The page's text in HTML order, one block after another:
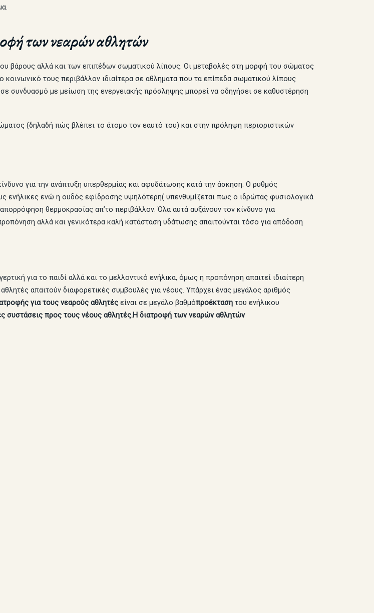
των νεαρών αθλητών
βάρους αλλά και των επιπέδων σωματικού λίπους. Οι μεταβολές στη μορφή του σώματος
τους περιβάλλον ιδιαίτερα σε αθληματα που τα επίπεδα σωματικού λίπους
συνδυασμό με μείωση της ενεργειακής πρόσληψης μπορεί να οδηγήσει σε καθυστέρηση
(δηλαδή πώς βλέπει το άτομο τον εαυτό του) και στην πρόληψη περιοριστικών
για την ανάπτυξη υπερθερμίας και αφυδάτωσης κατά την άσκηση. Ο ρυθμός
ενήλικες ενώ η ουδός εφίδροσης υψηλότερη( υπενθυμίζεται πως ο ιδρώτας φυσιολογικά
θερμοκρασίας απ’το περιβάλλον. Όλα αυτά αυξάνουν τον κίνδυνο για
αλλά και γενικότερα καλή κατάσταση υδάτωσης απαιτούνται τόσο για απόδοση
για το παιδί αλλά και το μελλοντικό ενήλικα, όμως η προπόνηση απαιτεί ιδιαίτερη
απαιτούν διαφορετικές συμβουλές για νέους. Υπάρχει ένας μεγάλος αριθμός
για τους νεαρούς αθλητές είναι σε μεγάλο βαθμόπρoέκταση του ενήλικου
συστάσεις προς τους νέους αθλητές.Η διατροφή των νεαρών αθλητών